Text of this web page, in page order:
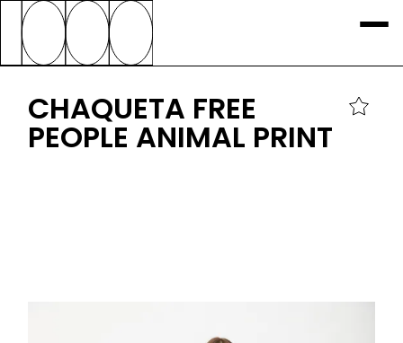
CHAQUETA FREE
PEOPLE ANIMAL PRINT